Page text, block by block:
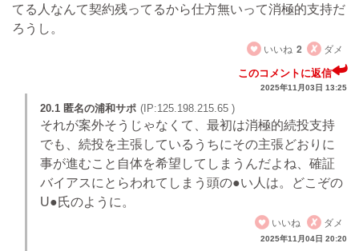
てる人なんて契約残ってるから仕方無いって消極的支持だ
ろうし。
いいね 2 ダメ
このコメントに返信
2025年11月03日 13:25
20.1 匿名の浦和サポ (IP:125.198.215.65 )
それが案外そうじゃなくて、最初は消極的続投支持
でも、続投を主張しているうちにその主張どおりに
事が進むこと自体を希望してしまうんだよね、確証
バイアスにとらわれてしまう頭の●い人は。どこぞの
U●氏のように。
いいね
ダメ
2025年11月04日 20:20